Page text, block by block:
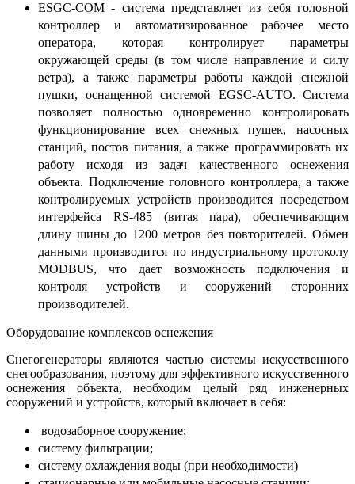
ESGC-COM - система представляет из себя головной
контроллер и автоматизированное рабочее место
оператора, которая контролирует параметры
окружающей среды (в том числе направление и силу
ветра), а также параметры работы каждой снежной
пушки, оснащенной системой EGSC-AUTO. Система
позволяет полностью одновременно контролировать
функционирование всех снежных пушек, насосных
станций, постов питания, а также программировать их
работу исходя из задач качественного оснежения
объекта. Подключение головного контроллера, а также
контролируемых устройств производится посредством
интерфейса RS-485 (витая пара), обеспечивающим
длину шины до 1200 метров без повторителей. Обмен
данными производится по индустриальному протоколу
MODBUS, что дает возможность подключения и
контроля устройств и сооружений сторонних
производителей.
Оборудование комплексов оснежения
Снегогенераторы являются частью системы искусственного
снегообразования, поэтому для эффективного искусственного
оснежения объекта, необходим целый ряд инженерных
сооружений и устройств, который включает в себя:
водозаборное сооружение;
систему фильтрации;
систему охлаждения воды (при необходимости)